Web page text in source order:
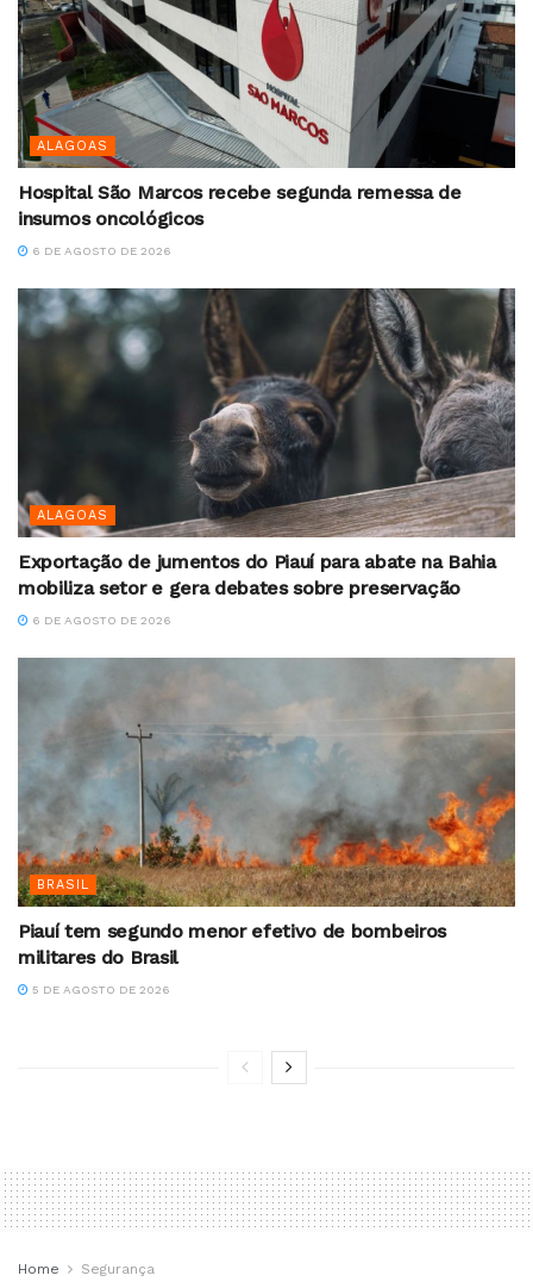
ALAGOAS
Hospital São Marcos recebe segunda remessa de
insumos oncológicos
6 DE AGOSTO DE 2026
ALAGOAS
Exportação de jumentos do Piauí para abate na Bahia
mobiliza setor e gera debates sobre preservação
6 DE AGOSTO DE 2026
BRASIL
Piauí tem segundo menor efetivo de bombeiros
militares do Brasil
5 DE AGOSTO DE 2026
Home Segurança